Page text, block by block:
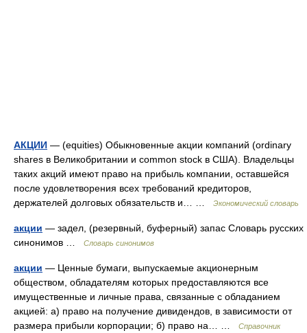
АКЦИИ — (equities) Обыкновенные акции компаний (ordinary
shares в Великобритании и common stock в США). Владельцы
таких акций имеют право на прибыль компании, оставшейся
после удовлетворения всех требований кредиторов,
держателей долговых обязательств и… …
Экономический словарь
акции — задел, (резервный, буферный) запас Словарь русских
синонимов …
Словарь синонимов
акции — Ценные бумаги, выпускаемые акционерным
обществом, обладателям которых предоставляются все
имущественные и личные права, связанные с обладанием
акцией: а) право на получение дивидендов, в зависимости от
размера прибыли корпорации; б) право на… …
Справочник